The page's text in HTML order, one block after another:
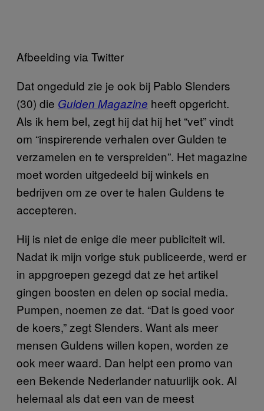
Afbeelding via Twitter
Dat ongeduld zie je ook bij Pablo Slenders
(30) die Gulden Magazine heeft opgericht.
Als ik hem bel, zegt hij dat hij het “vet” vindt
om “inspirerende verhalen over Gulden te
verzamelen en te verspreiden”. Het magazine
moet worden uitgedeeld bij winkels en
bedrijven om ze over te halen Guldens te
accepteren.
Hij is niet de enige die meer publiciteit wil.
Nadat ik mijn vorige stuk publiceerde, werd er
in appgroepen gezegd dat ze het artikel
gingen boosten en delen op social media.
Pumpen, noemen ze dat. “Dat is goed voor
de koers,” zegt Slenders. Want als meer
mensen Guldens willen kopen, worden ze
ook meer waard. Dan helpt een promo van
een Bekende Nederlander natuurlijk ook. Al
helemaal als dat een van de meest